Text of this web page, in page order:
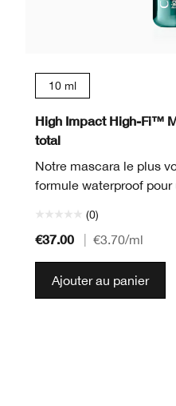
10 ml
High Impact High-Fi™
total
Notre mascara le plus
formule waterproof
(0)
€37.00 €3.70/ml
Ajouter au panier